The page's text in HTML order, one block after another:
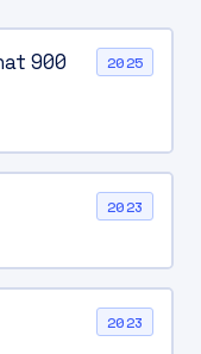
2025
900
2023
2023